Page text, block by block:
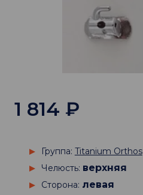
Группа: Titanium Orthos
Челюсть: верхняя
Сторона: левая
1 814 ₽